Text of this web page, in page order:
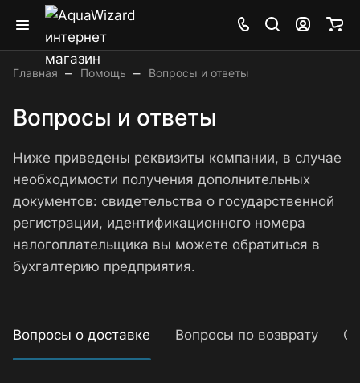
Главная – Помощь – Вопросы и ответы
Вопросы и ответы
Ниже приведены реквизиты компании, в случае
необходимости получения дополнительных
документов: свидетельства о государственной
регистрации, идентификационного номера
налогоплательщика вы можете обратиться в
бухгалтерию предприятия.
Вопросы о доставке Вопросы по возврату